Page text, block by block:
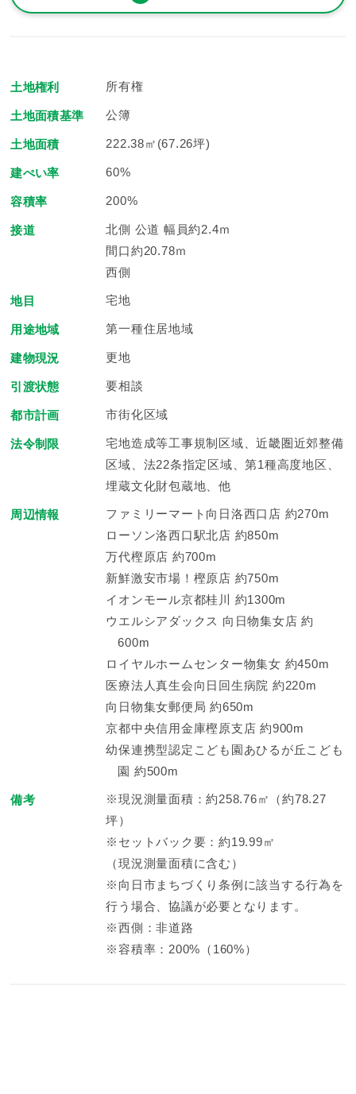
土地権利 所有権
土地面積基準 公簿
土地面積 222.38㎡(67.26坪)
建ぺい率 60%
容積率 200%
接道
北側 公道 幅員約2.4ｍ
間口約20.78ｍ
西側
地目 宅地
用途地域 第一種住居地域
建物現況 更地
引渡状態 要相談
都市計画 市街化区域
法令制限
宅地造成等工事規制区域、近畿圏近郊整備
区域、法22条指定区域、第1種高度地区、
埋蔵文化財包蔵地、他
周辺情報
ファミリーマート向日洛西口店 約270m
ローソン洛西口駅北店 約850m
万代樫原店 約700m
新鮮激安市場！樫原店 約750m
イオンモール京都桂川 約1300m
ウエルシアダックス 向日物集女店 約
600m
ロイヤルホームセンター物集女 約450m
医療法人真生会向日回生病院 約220m
向日物集女郵便局 約650m
京都中央信用金庫樫原支店 約900m
幼保連携型認定こども園あひるが丘こども
園 約500m
備考
※現況測量面積：約258.76㎡（約78.27
坪）
※セットバック要：約19.99㎡
（現況測量面積に含む）
※向日市まちづくり条例に該当する行為を
行う場合、協議が必要となります。
※西側：非道路
※容積率：200%（160%）